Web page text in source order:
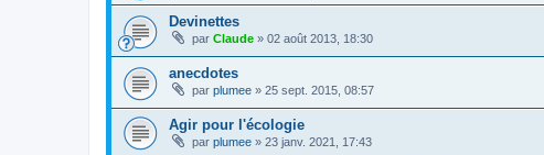
Devinettes
par Claude » 02 août 2013, 18:30
anecdotes
par plumee » 25 sept. 2015, 08:57
Agir pour l'écologie
par plumee » 23 janv. 2021, 17:43